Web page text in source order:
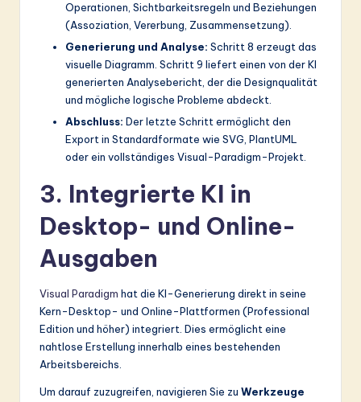
Operationen, Sichtbarkeitsregeln und Beziehungen
(Assoziation, Vererbung, Zusammensetzung).
Generierung und Analyse: Schritt 8 erzeugt das
visuelle Diagramm. Schritt 9 liefert einen von der KI
generierten Analysebericht, der die Designqualität
und mögliche logische Probleme abdeckt.
Abschluss: Der letzte Schritt ermöglicht den
Export in Standardformate wie SVG, PlantUML
oder ein vollständiges Visual-Paradigm-Projekt.
3. Integrierte KI in
Desktop- und Online-
Ausgaben
Visual Paradigm hat die KI-Generierung direkt in seine
Kern-Desktop- und Online-Plattformen (Professional
Edition und höher) integriert. Dies ermöglicht eine
nahtlose Erstellung innerhalb eines bestehenden
Arbeitsbereichs.
Um darauf zuzugreifen, navigieren Sie zu Werkzeuge